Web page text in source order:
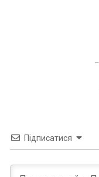
Підписатися